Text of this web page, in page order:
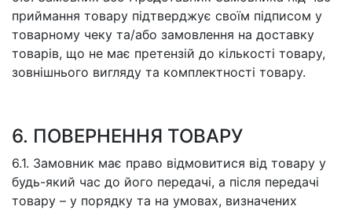
приймання товару підтверджує своїм підписом у
товарному чеку та/або замовлення на доставку
товарів, що не має претензій до кількості товару,
зовнішнього вигляду та комплектності товару.
6. ПОВЕРНЕННЯ ТОВАРУ
6.1. Замовник має право відмовитися від товару у
будь-який час до його передачі, а після передачі
товару – у порядку та на умовах, визначених